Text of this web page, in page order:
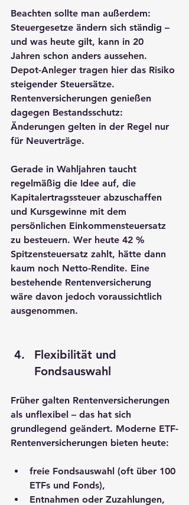
Beachten sollte man außerdem:
Steuergesetze ändern sich ständig –
und was heute gilt, kann in 20
Jahren schon anders aussehen.
Depot-Anleger tragen hier das Risiko
steigender Steuersätze.
Rentenversicherungen genießen
dagegen Bestandsschutz:
Änderungen gelten in der Regel nur
für Neuverträge.
Gerade in Wahljahren taucht
regelmäßig die Idee auf, die
Kapitalertragssteuer abzuschaffen
und Kursgewinne mit dem
persönlichen Einkommensteuersatz
zu besteuern. Wer heute 42 %
Spitzensteuersatz zahlt, hätte dann
kaum noch Netto-Rendite. Eine
bestehende Rentenversicherung
wäre davon jedoch voraussichtlich
ausgenommen.
Flexibilität und
Fondsauswahl
Früher galten Rentenversicherungen
als unflexibel – das hat sich
grundlegend geändert. Moderne ETF-
Rentenversicherungen bieten heute:
freie Fondsauswahl (oft über 100
ETFs und Fonds),
Entnahmen oder Zuzahlungen,